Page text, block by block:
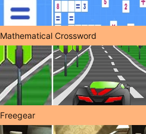
Mathematical Crossword
Freegear